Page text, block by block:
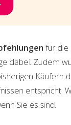
für die
dabei. Zudem
Käufern
entspricht.
Sie es sind.